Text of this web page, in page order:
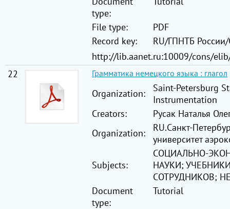
type:
File type:
PDF
Record key:
RU/ГПНТБ
http://lib.aanet.ru:10009/cons/
22
Грамматика немецкого языка : глагол
Organization:
Saint-Petersburg
Instrumentation
Creators:
Русак Наталья
Organization:
RU.Санкт-
университет
Subjects:
СОЦИАЛЬНО-
НАУКИ;
СОТРУДНИКОВ;
Document
type:
Tutorial